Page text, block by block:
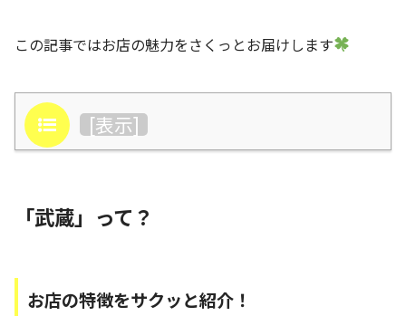
この記事ではお店の魅力をさくっとお届けします
目次 [表示]
「武蔵」って？
お店の特徴をサクッと紹介！